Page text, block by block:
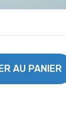
AU PANIER